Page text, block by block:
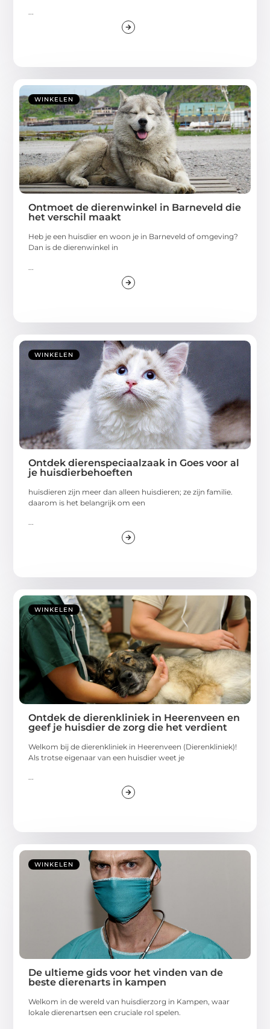
...
WINKELEN
Ontmoet de dierenwinkel in Barneveld die
het verschil maakt
Heb je een huisdier en woon je in Barneveld of omgeving?
Dan is de dierenwinkel in
WINKELEN
Ontdek dierenspeciaalzaak in Goes voor al
je huisdierbehoeften
huisdieren zijn meer dan alleen huisdieren; ze zijn familie.
daarom is het belangrijk om een
...
WINKELEN
Ontdek de dierenkliniek in Heerenveen en
geef je huisdier de zorg die het verdient
Welkom bij de dierenkliniek in Heerenveen (Dierenkliniek)!
Als trotse eigenaar van een huisdier weet je
...
WINKELEN
De ultieme gids voor het vinden van de
beste dierenarts in kampen
Welkom in de wereld van huisdierzorg in Kampen, waar
lokale dierenartsen een cruciale rol spelen.